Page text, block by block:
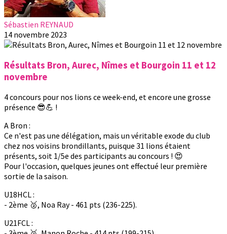
Sébastien REYNAUD
14 novembre 2023
Résultats Bron, Aurec, Nîmes et Bourgoin 11 et 12
novembre
4 concours pour nos lions ce week-end, et encore une grosse
présence 😎💪 !
A Bron :
Ce n'est pas une délégation, mais un véritable exode du club
chez nos voisins brondillants, puisque 31 lions étaient
présents, soit 1/5e des participants au concours ! 😍
Pour l'occasion, quelques jeunes ont effectué leur première
sortie de la saison.
U18HCL :
- 2ème 🥈, Noa Ray - 461 pts (236-225).
U21FCL :